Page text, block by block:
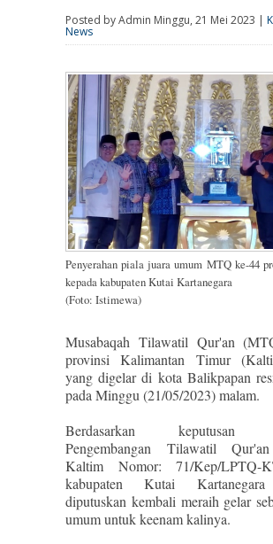
Posted by Admin Minggu, 21 Mei 2023 |
News
Penyerahan piala juara umum MTQ ke-44
kepada kabupaten Kutai Kartanegara
(Foto: Istimewa)
Musabaqah Tilawatil Qur'an
provinsi Kalimantan Timur
yang digelar di kota Balikpapan
pada Minggu (21/05/2023) malam.
Berdasarkan keputusan
Pengembangan Tilawatil
Kaltim Nomor: 71/Kep/LPTQ-
kabupaten Kutai
diputuskan kembali meraih gelar
umum untuk keenam kalinya.